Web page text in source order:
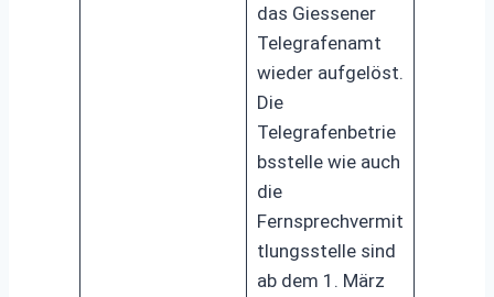
das Giessener
Telegrafenamt
wieder aufgelöst.
Die
Telegrafenbetrie
bsstelle wie auch
die
Fernsprechvermit
tlungsstelle sind
ab dem 1. März